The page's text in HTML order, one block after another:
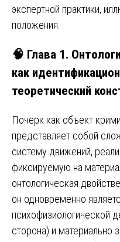
экспертной практики,
положения.
🧠 Глава 1.
как
теоретический
Почерк как объект
представляет собой
систему движений,
фиксируемую на
онтологическая
он одновременно
психофизиологической
сторона) и материально